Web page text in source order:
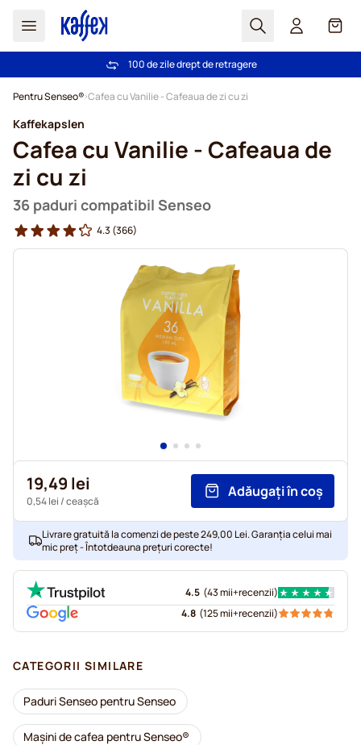
Cautare Coș
Livrare gratuită la comenzi de peste 249,00 Lei
100 de zile drept de retragere
Pentru Senseo® Cafea cu Vanilie - Cafeaua de zi cu zi
Kaffekapslen
Cafea cu Vanilie - Cafeaua de
zi cu zi
36 paduri compatibil Senseo
4.3 (366)
19,49 lei
0,54 lei / ceașcă
Adăugați în coș
Livrare gratuită la comenzi de peste 249,00 Lei. Garanția celui mai
mic preț - Întotdeauna prețuri corecte!
4.5 (43 mii+recenzii)
4.8 (125 mii+recenzii)
CATEGORII SIMILARE
Paduri Senseo pentru Senseo
Mașini de cafea pentru Senseo®